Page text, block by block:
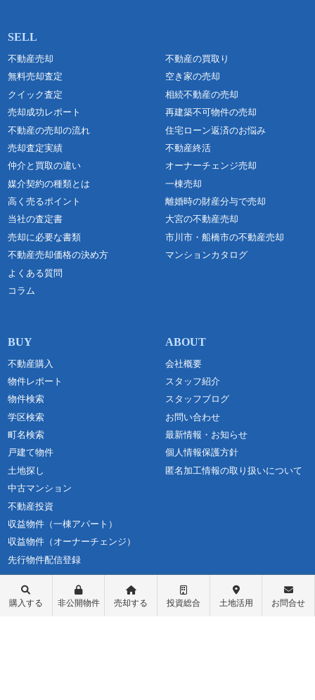
不動産売却
無料売却査定
クイック査定
売却成功レポート
不動産の売却の流れ
売却査定実績
仲介と買取の違い
媒介契約の種類とは
高く売るポイント
当社の査定書
売却に必要な書類
不動産売却価格の決め方
よくある質問
コラム
不動産の買取り
空き家の売却
相続不動産の売却
再建築不可物件の売却
住宅ローン返済のお悩み
不動産終活
オーナーチェンジ売却
一棟売却
離婚時の財産分与で売却
大宮の不動産売却
市川市・船橋市の不動産売却
マンションカタログ
不動産購入
物件レポート
物件検索
学区検索
町名検索
戸建て物件
土地探し
中古マンション
不動産投資
収益物件（一棟アパート）
収益物件（オーナーチェンジ）
先行物件配信登録
ログイン
会社概要
スタッフ紹介
スタッフブログ
お問い合わせ
最新情報・お知らせ
個人情報保護方針
匿名加工情報の取り扱いについて
購入する 非公開物件 売却する 投資総合 土地活用 お問合せ